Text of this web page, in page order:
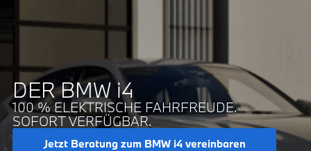
DER BMW i4
100 % ELEKTRISCHE FAHRFREUDE.
SOFORT VERFÜGBAR.
Jetzt Beratung zum BMW i4 vereinbaren